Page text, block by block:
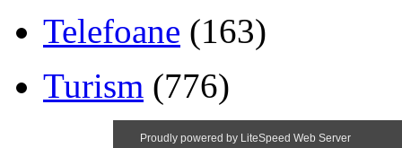
Telefoane (163)
Turism (776)